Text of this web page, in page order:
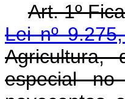
Art. 1º
Lei nº
Agricultura,
especial